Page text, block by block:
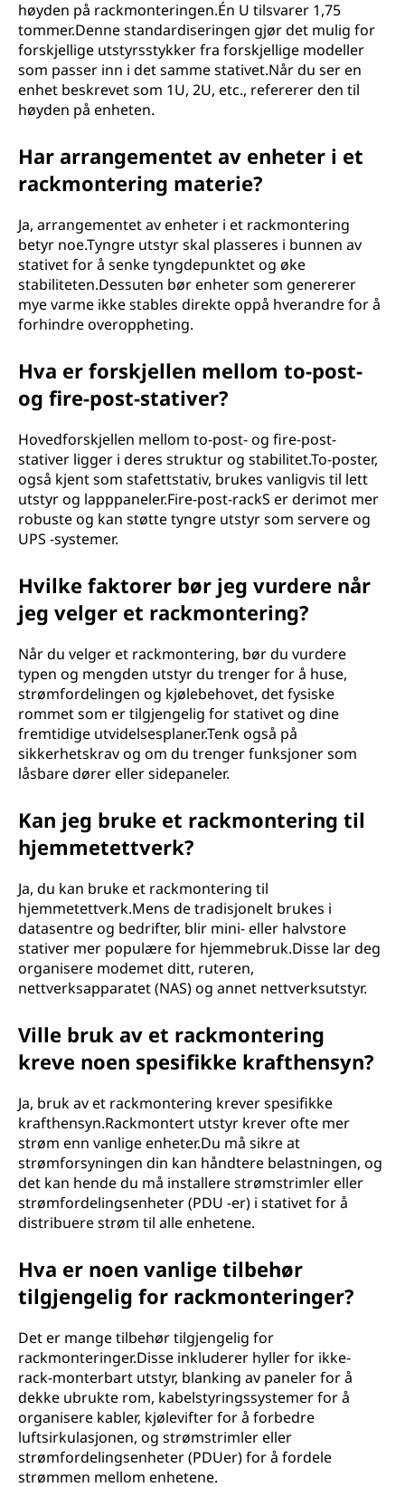
høyden på rackmonteringen.Én U tilsvarer 1,75
tommer.Denne standardiseringen gjør det mulig for
forskjellige utstyrsstykker fra forskjellige modeller
som passer inn i det samme stativet.Når du ser en
enhet beskrevet som 1U, 2U, etc., refererer den til
høyden på enheten.
Har arrangementet av enheter i et
rackmontering materie?
Ja, arrangementet av enheter i et rackmontering
betyr noe.Tyngre utstyr skal plasseres i bunnen av
stativet for å senke tyngdepunktet og øke
stabiliteten.Dessuten bør enheter som genererer
mye varme ikke stables direkte oppå hverandre for å
forhindre overoppheting.
Hva er forskjellen mellom to-post-
og fire-post-stativer?
Hovedforskjellen mellom to-post- og fire-post-
stativer ligger i deres struktur og stabilitet.To-poster,
også kjent som stafettstativ, brukes vanligvis til lett
utstyr og lapppaneler.Fire-post-rackS er derimot mer
robuste og kan støtte tyngre utstyr som servere og
UPS -systemer.
Hvilke faktorer bør jeg vurdere når
jeg velger et rackmontering?
Når du velger et rackmontering, bør du vurdere
typen og mengden utstyr du trenger for å huse,
strømfordelingen og kjølebehovet, det fysiske
rommet som er tilgjengelig for stativet og dine
fremtidige utvidelsesplaner.Tenk også på
sikkerhetskrav og om du trenger funksjoner som
låsbare dører eller sidepaneler.
Kan jeg bruke et rackmontering til
hjemmetettverk?
Ja, du kan bruke et rackmontering til
hjemmetettverk.Mens de tradisjonelt brukes i
datasentre og bedrifter, blir mini- eller halvstore
stativer mer populære for hjemmebruk.Disse lar deg
organisere modemet ditt, ruteren,
nettverksapparatet (NAS) og annet nettverksutstyr.
Ville bruk av et rackmontering
kreve noen spesifikke krafthensyn?
Ja, bruk av et rackmontering krever spesifikke
krafthensyn.Rackmontert utstyr krever ofte mer
strøm enn vanlige enheter.Du må sikre at
strømforsyningen din kan håndtere belastningen, og
det kan hende du må installere strømstrimler eller
strømfordelingsenheter (PDU -er) i stativet for å
distribuere strøm til alle enhetene.
Hva er noen vanlige tilbehør
tilgjengelig for rackmonteringer?
Det er mange tilbehør tilgjengelig for
rackmonteringer.Disse inkluderer hyller for ikke-
rack-monterbart utstyr, blanking av paneler for å
dekke ubrukte rom, kabelstyringssystemer for å
organisere kabler, kjølevifter for å forbedre
luftsirkulasjonen, og strømstrimler eller
strømfordelingsenheter (PDUer) for å fordele
strømmen mellom enhetene.